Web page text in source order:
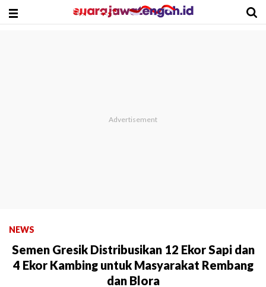
NEWS
Semen Gresik Distribusikan 12 Ekor Sapi dan
4 Ekor Kambing untuk Masyarakat Rembang
dan Blora